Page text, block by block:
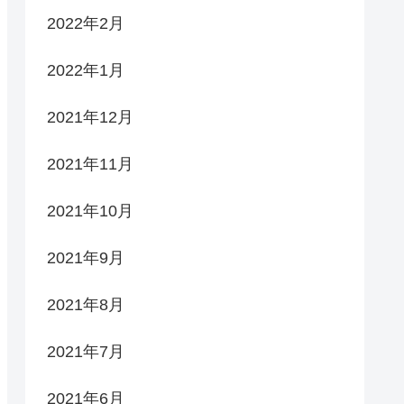
2022年2月
2022年1月
2021年12月
2021年11月
2021年10月
2021年9月
2021年8月
2021年7月
2021年6月